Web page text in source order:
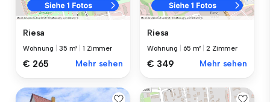
Riesa
Wohnung 35 m² |1 Zimmer
€ 265 Mehr sehen
Riesa
Wohnung 65 m² |2 Zimmer
€ 349 Mehr sehen